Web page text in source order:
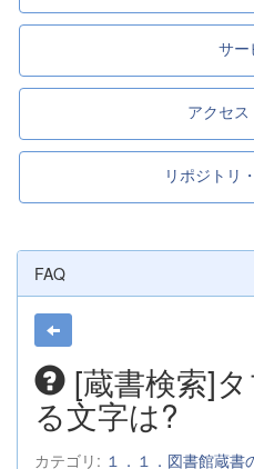
サー
アクセ
リポジトリ
FAQ
[蔵書検索]
る文字は?
カテゴリ: １．１．図書館蔵書